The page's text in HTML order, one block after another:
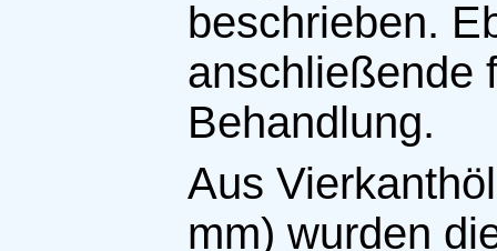
beschrieben.
anschließende
Behandlung.
Aus
mm) wurden